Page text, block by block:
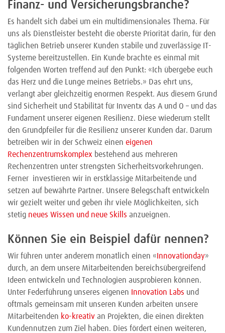
Finanz- und Versicherungsbranche?
Es handelt sich dabei um ein multidimensionales Thema. Für
uns als Dienstleister besteht die oberste Priorität darin, für den
täglichen Betrieb unserer Kunden stabile und zuverlässige IT-
Systeme bereitzustellen. Ein Kunde brachte es einmal mit
folgenden Worten treffend auf den Punkt: «Ich übergebe euch
das Herz und die Lunge meines Betriebs.» Das ehrt uns,
verlangt aber gleichzeitig enormen Respekt. Aus diesem Grund
sind Sicherheit und Stabilität für Inventx das A und O – und das
Fundament unserer eigenen Resilienz. Diese wiederum stellt
den Grundpfeiler für die Resilienz unserer Kunden dar. Darum
betreiben wir in der Schweiz einen eigenen
Rechenzentrumskomplex bestehend aus mehreren
Rechenzentren unter strengsten Sicherheitsvorkehrungen.
Ferner investieren wir in erstklassige Mitarbeitende und
setzen auf bewährte Partner. Unsere Belegschaft entwickeln
wir gezielt weiter und geben ihr viele Möglichkeiten, sich
stetig neues Wissen und neue Skills anzueignen.
Können Sie ein Beispiel dafür nennen?
Wir führen unter anderem monatlich einen « Innovationday»
durch, an dem unsere Mitarbeitenden bereichsübergreifend
Ideen entwickeln und Technologien ausprobieren können.
Unter Federführung unseres eigenen
Innovation Labs und
oftmals gemeinsam mit unseren Kunden arbeiten unsere
Mitarbeitenden ko-kreativ an Projekten, die einen direkten
Kundennutzen zum Ziel haben. Dies fördert einen weiteren,